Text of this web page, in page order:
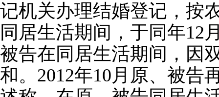
记机关办理结婚登记，按
同居生活期间，于同年12
被告在同居生活期间，因
和。2012年10月原、被告